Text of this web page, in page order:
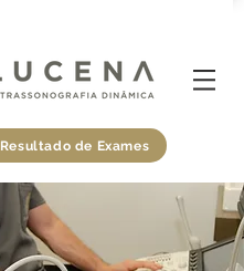
Resultado de Exames